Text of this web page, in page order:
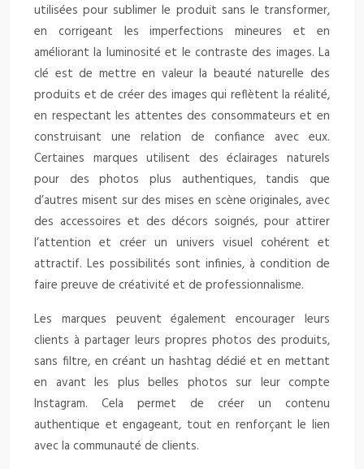
utilisées pour sublimer le produit sans le transformer,
en corrigeant les imperfections mineures et en
améliorant la luminosité et le contraste des images. La
clé est de mettre en valeur la beauté naturelle des
produits et de créer des images qui reflètent la réalité,
en respectant les attentes des consommateurs et en
construisant une relation de confiance avec eux.
Certaines marques utilisent des éclairages naturels
pour des photos plus authentiques, tandis que
d’autres misent sur des mises en scène originales, avec
des accessoires et des décors soignés, pour attirer
l’attention et créer un univers visuel cohérent et
attractif. Les possibilités sont infinies, à condition de
faire preuve de créativité et de professionnalisme.
Les marques peuvent également encourager leurs
clients à partager leurs propres photos des produits,
sans filtre, en créant un hashtag dédié et en mettant
en avant les plus belles photos sur leur compte
Instagram. Cela permet de créer un contenu
authentique et engageant, tout en renforçant le lien
avec la communauté de clients.